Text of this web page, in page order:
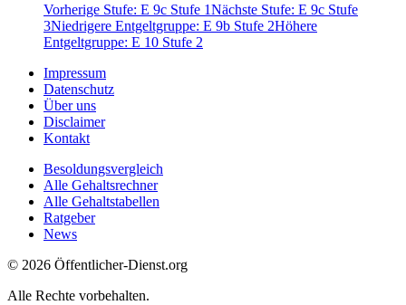
Vorherige Stufe: E 9c Stufe 1Nächste Stufe: E 9c Stufe
3Niedrigere Entgeltgruppe: E 9b Stufe 2Höhere
Entgeltgruppe: E 10 Stufe 2
Impressum
Datenschutz
Über uns
Disclaimer
Kontakt
Besoldungsvergleich
Alle Gehaltsrechner
Alle Gehaltstabellen
Ratgeber
News
© 2026 Öffentlicher-Dienst.org
Alle Rechte vorbehalten.